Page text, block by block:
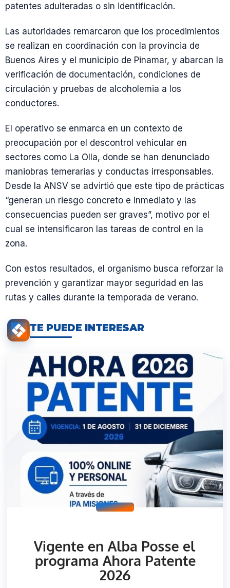
patentes adulteradas o sin identificación.
Las autoridades remarcaron que los procedimientos
se realizan en coordinación con la provincia de
Buenos Aires y el municipio de Pinamar, y abarcan la
verificación de documentación, condiciones de
circulación y pruebas de alcoholemia a los
conductores.
El operativo se enmarca en un contexto de
preocupación por el descontrol vehicular en
sectores como La Olla, donde se han denunciado
maniobras temerarias y conductas irresponsables.
Desde la ANSV se advirtió que este tipo de prácticas
“generan un riesgo concreto e inmediato y las
consecuencias pueden ser graves”, motivo por el
cual se intensificaron las tareas de control en la
zona.
Con estos resultados, el organismo busca reforzar la
prevención y garantizar mayor seguridad en las
rutas y calles durante la temporada de verano.
TE PUEDE INTERESAR